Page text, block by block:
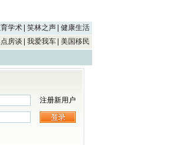
学术 笑林之声
健康生活
房谈 我爱我车 美国移民
注册新用户